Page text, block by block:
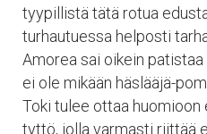
tyypillistä tätä rotua
turhautuessa helposti
Amorea sai oikein
ei ole mikään häslääjä-
Toki tulee ottaa
tyttö, jolla varmasti riittää